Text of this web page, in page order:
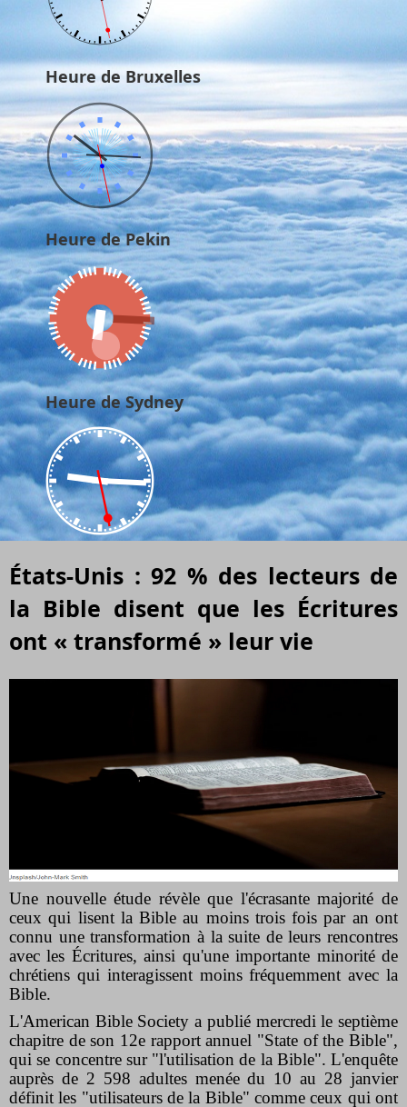
Heure de Bruxelles
Heure de Pekin
Heure de Sydney
États-Unis : 92 % des lecteurs de
la Bible disent que les Écritures
ont « transformé » leur vie
Une nouvelle étude révèle que l'écrasante majorité de
ceux qui lisent la Bible au moins trois fois par an ont
connu une transformation à la suite de leurs rencontres
avec les Écritures, ainsi qu'une importante minorité de
chrétiens qui interagissent moins fréquemment avec la
Bible.
L'American Bible Society a publié mercredi le septième
chapitre de son 12e rapport annuel "State of the Bible",
qui se concentre sur "l'utilisation de la Bible". L'enquête
auprès de 2 598 adultes menée du 10 au 28 janvier
définit les "utilisateurs de la Bible" comme ceux qui ont